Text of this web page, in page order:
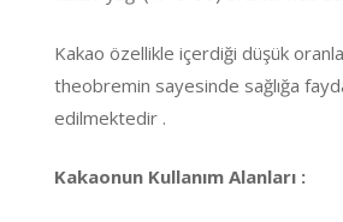
Kakao özellikle içerdiği düşük
theobremin sayesinde sağlığa
edilmektedir .
Kakaonun Kullanım Alanları :